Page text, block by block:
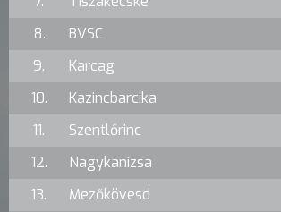
8.
BVSC
9.
Karcag
10.
Kazincbarcika
11.
Szentlőrinc
12.
Nagykanizsa
13.
Mezőkövesd